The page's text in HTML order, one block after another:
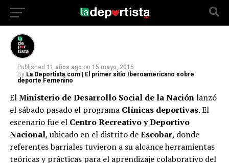
habilidades relacionadas con la táctica.
Published 11 años ago on 15 mayo, 2015
By La Deportista.com | El primer sitio Iberoamericano sobre
deporte Femenino
ElMinisterio de Desarrollo Social de la Naciónlanzó
el sábado pasado el programaClínicas deportivas. El
escenario fue el Centro Recreativo y Deportivo
Nacional, ubicado en el distrito deEscobar, donde
referentes barriales tuvieron a su alcance herramientas
teóricas y prácticas para el aprendizaje colaborativo del